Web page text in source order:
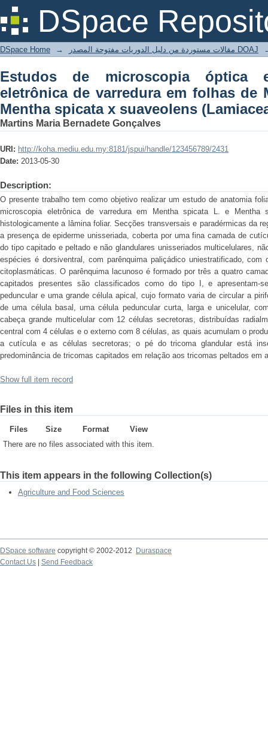
DSpace
Estudos de microscopia óptica e de
de Mentha spicata e de Mentha
DSpace Home → مقالات مستوردة من دليل الدوريات مفتوحة المصدر DOAJ
Estudos de microscopia óptica
eletrônica de varredura em folhas de
Mentha spicata x suaveolens
Martins Maria Bernadete Gonçalves
URI: http://koha.mediu.edu.my:8181/jspui/handle/123456789/2431
Date: 2013-05-30
Description:
O presente trabalho tem como objetivo realizar um estudo de anatomia
microscopia eletrônica de varredura em Mentha spicata L. e Mentha
histologicamente a lâmina foliar. Secções transversais e paradérmicas da
a presença de epiderme unisseriada, coberta por uma fina camada de
do tipo capitado e peltado e não glandulares unisseriados multicelulares,
espécies é dorsiventral, com parênquima paliçádico uniestratificado,
citoplasmáticas. O parênquima lacunoso é formado por três a quatro
capitados presentes são classificados como do tipo I, e apresentam-
peduncular e uma grande célula apical, cujo formato varia de circular a
de uma célula basal, uma célula peduncular curta, larga e unicelular,
cabeça grande multicelular com 12 células secretoras, distribuídas
central com 4 células e o externo com 8 células, as quais acumulam o
a cutícula e as células secretoras; o pé do tricoma glandular está
predominância de tricomas capitados em relação aos tricomas peltados em
Show full item record
Files in this item
Files Size Format
View
There are no files associated with this item.
This item appears in the following Collection(s)
Agriculture and Food Sciences
DSpace software copyright © 2002-2012
Duraspace
Contact Us
Send Feedback